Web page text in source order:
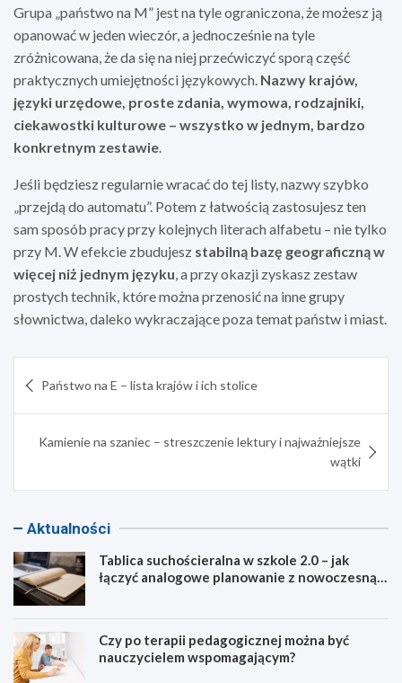
Grupa „państwo na M” jest na tyle ograniczona, że możesz ją
opanować w jeden wieczór, a jednocześnie na tyle
zróżnicowana, że da się na niej przećwiczyć sporą część
praktycznych umiejętności językowych. Nazwy krajów,
języki urzędowe, proste zdania, wymowa, rodzajniki,
ciekawostki kulturowe – wszystko w jednym, bardzo
konkretnym zestawie
Jeśli będziesz regularnie wracać do tej listy, nazwy szybko
„przejdą do automatu”. Potem z łatwością zastosujesz ten
sam sposób pracy przy kolejnych literach alfabetu – nie tylko
przy M. W efekcie zbudujesz stabilną bazę geograficzną w
więcej niż jednym języku , a przy okazji zyskasz zestaw
prostych technik, które można przenosić na inne grupy
słownictwa, daleko wykraczające poza temat państw i miast.
wpisu
Państwo na E – lista krajów i ich stolice
Kamienie na szaniec – streszczenie lektury i najważniejsze
wątki
Aktualności
Tablica suchościeralna w szkole 2.0 – jak
łączyć analogowe planowanie z nowoczesną
Czy po terapii pedagogicznej można być
nauczycielem wspomagającym?